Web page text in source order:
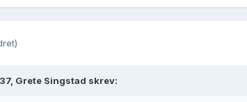
Grete Singstad skrev: